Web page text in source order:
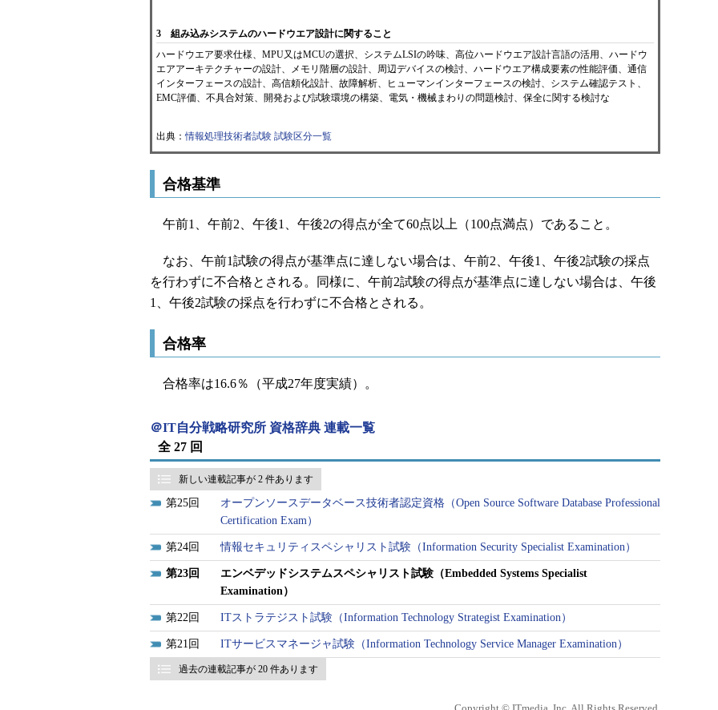
3 組み込みシステムのハードウエア設計に関すること
ハードウエア要求仕様、MPU又はMCUの選択、システムLSIの吟味、高位ハードウエア設計言語の活用、ハードウ
エアアーキテクチャーの設計、メモリ階層の設計、周辺デバイスの検討、ハードウエア構成要素の性能評価、通信
インターフェースの設計、高信頼化設計、故障解析、ヒューマンインターフェースの検討、システム確認テスト、
EMC評価、不具合対策、開発および試験環境の構築、電気・機械まわりの問題検討、保全に関する検討な
出典：情報処理技術者試験 試験区分一覧
合格基準
午前1、午前2、午後1、午後2の得点が全て60点以上（100点満点）であること。
なお、午前1試験の得点が基準点に達しない場合は、午前2、午後1、午後2試験の採点
を行わずに不合格とされる。同様に、午前2試験の得点が基準点に達しない場合は、午後
1、午後2試験の採点を行わずに不合格とされる。
合格率
合格率は16.6％（平成27年度実績）。
＠IT自分戦略研究所 資格辞典 連載一覧
全 27 回
新しい連載記事が 2 件あります
25
オープンソースデータベース技術者認定資格（Open Source Software Database Professional
Certification Exam）
24 情報セキュリティスペシャリスト試験（Information Security Specialist Examination）
23
エンベデッドシステムスペシャリスト試験（Embedded Systems Specialist
Examination）
22 ITストラテジスト試験（Information Technology Strategist Examination）
21 ITサービスマネージャ試験（Information Technology Service Manager Examination）
過去の連載記事が 20 件あります